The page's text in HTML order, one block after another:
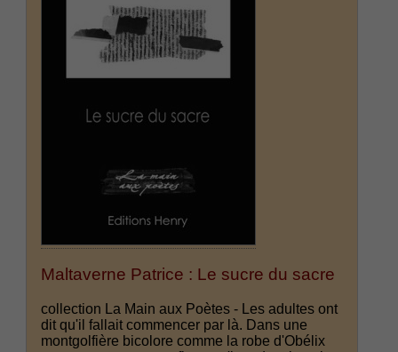
Maltaverne Patrice : Le sucre du sacre
collection La Main aux Poètes - Les adultes ont
dit qu'il fallait commencer par là. Dans une
montgolfière bicolore comme la robe d'Obélix